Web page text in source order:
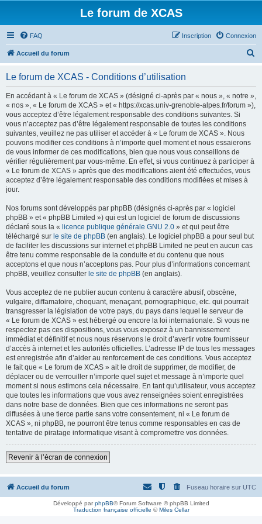
Le forum de XCAS
FAQ Connexion
Inscription
Accueil du forum
Le forum de XCAS - Conditions d’utilisation
En accédant à « Le forum de XCAS » (désigné ci-après par « nous », « notre »,
« nos », « Le forum de XCAS » et « https://xcas.univ-grenoble-alpes.fr/forum »),
vous acceptez d’être légalement responsable des conditions suivantes. Si
vous n’acceptez pas d’être légalement responsable de toutes les conditions
suivantes, veuillez ne pas utiliser et accéder à « Le forum de XCAS ». Nous
pouvons modifier ces conditions à n’importe quel moment et nous essaierons
de vous informer de ces modifications, bien que nous vous conseillons de
vérifier régulièrement par vous-même. En effet, si vous continuez à participer à
« Le forum de XCAS » après que des modifications aient été effectuées, vous
acceptez d’être légalement responsable des conditions modifiées et mises à
jour.
Nos forums sont développés par phpBB (désignés ci-après par « logiciel
phpBB » et « phpBB Limited ») qui est un logiciel de forum de discussions
déclaré sous la « licence publique générale GNU 2.0 » et qui peut être
téléchargé sur le site de phpBB (en anglais). Le logiciel phpBB a pour seul but
de faciliter les discussions sur internet et phpBB Limited ne peut en aucun cas
être tenu comme responsable de la conduite et du contenu que nous
acceptons et que nous n’acceptons pas. Pour plus d’informations concernant
phpBB, veuillez consulter le site de phpBB (en anglais).
Vous acceptez de ne publier aucun contenu à caractère abusif, obscène,
vulgaire, diffamatoire, choquant, menaçant, pornographique, etc. qui pourrait
transgresser la législation de votre pays, du pays dans lequel le serveur de
« Le forum de XCAS » est hébergé ou encore la loi internationale. Si vous ne
respectez pas ces dispositions, vous vous exposez à un bannissement
immédiat et définitif et nous nous réservons le droit d’avertir votre fournisseur
d’accès à internet et les autorités officielles. L’adresse IP de tous les messages
est enregistrée afin d’aider au renforcement de ces conditions. Vous acceptez
le fait que « Le forum de XCAS » ait le droit de supprimer, de modifier, de
déplacer ou de verrouiller n’importe quel sujet et message à n’importe quel
moment si nous estimons cela nécessaire. En tant qu’utilisateur, vous acceptez
que toutes les informations que vous avez renseignées soient enregistrées
dans notre base de données. Bien que ces informations ne seront pas
diffusées à une tierce partie sans votre consentement, ni « Le forum de
XCAS », ni phpBB, ne pourront être tenus comme responsables en cas de
tentative de piratage informatique visant à compromettre vos données.
Revenir à l’écran de connexion
Accueil du forum Fuseau horaire sur UTC
Développé parphpBB® Forum Software © phpBB Limited
Traduction française officielle ©Miles Cellar